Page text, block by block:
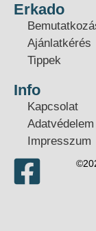
Erkado
Ajánlatkérés
Tippek
Info
Kapcsolat
Adatvédelem
Impresszum